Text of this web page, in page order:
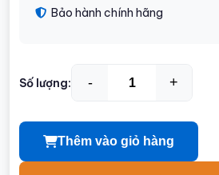
Bảo hành chính hãng
Số lượng: - +
Thêm vào giỏ hàng